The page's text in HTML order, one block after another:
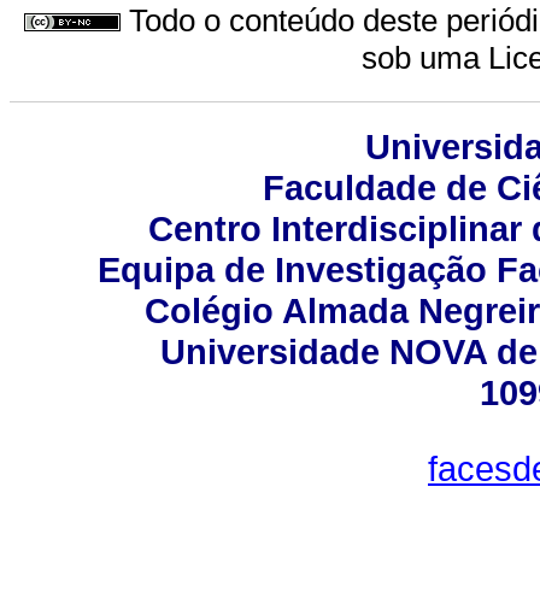
Todo o conteúdo deste
sob uma
Faculdade de
Centro Interdisciplinar
Equipa de Investigação
Colégio Almada
Universidade NOVA